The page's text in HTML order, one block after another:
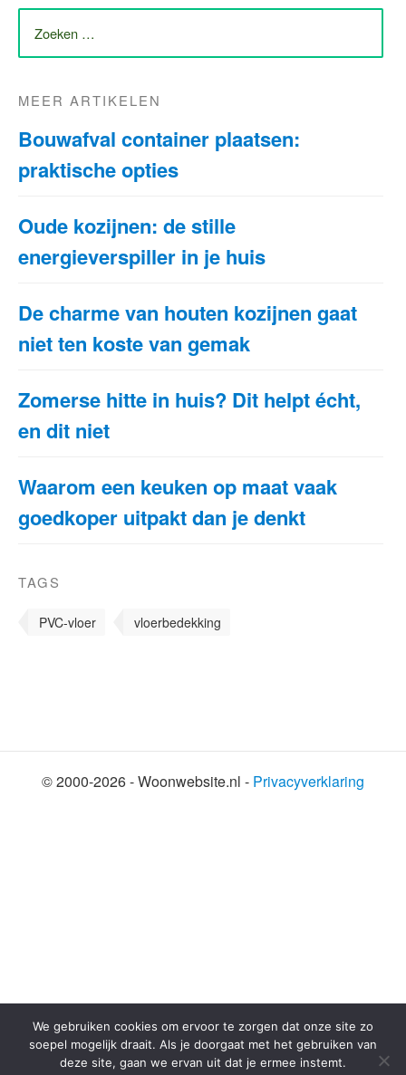
ZOEK
NAAR:
MEER ARTIKELEN
Bouwafval container plaatsen:
praktische opties
Oude kozijnen: de stille
energieverspiller in je huis
De charme van houten kozijnen gaat
niet ten koste van gemak
Zomerse hitte in huis? Dit helpt écht,
en dit niet
Waarom een keuken op maat vaak
goedkoper uitpakt dan je denkt
TAGS
PVC-vloer vloerbedekking
© 2000-2026 - Woonwebsite.nl - Privacyverklaring
We gebruiken cookies om ervoor te zorgen dat onze site zo
soepel mogelijk draait. Als je doorgaat met het gebruiken van
deze site, gaan we ervan uit dat je ermee instemt.